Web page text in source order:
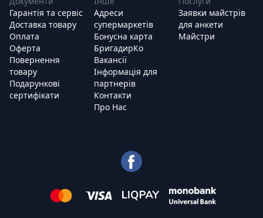
Гарантія та сервіс
Доставка товару
Оплата
Оферта
Повернення
товару
Подарункові
сертифікати
Адреси
супермаркетів
Бонусна карта
БригадирКо
Вакансії
Інформація для
партнерів
Контакти
Про Нас
Заявки майстрів
для анкети
Майстри